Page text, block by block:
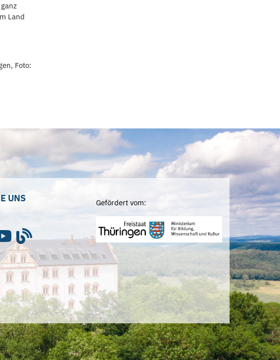
Land
Foto:
UNS Gefördert vom: